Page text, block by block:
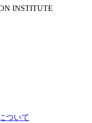
INSTITUTE
ついて